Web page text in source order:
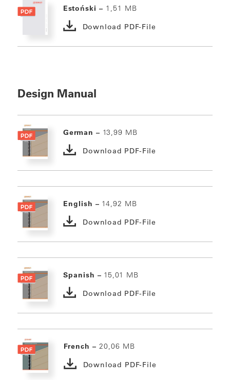
Estoński – 1,51 MB
Download PDF-File
Design Manual
German – 13,99 MB
Download PDF-File
English – 14,92 MB
Download PDF-File
Spanish – 15,01 MB
Download PDF-File
French – 20,06 MB
Download PDF-File